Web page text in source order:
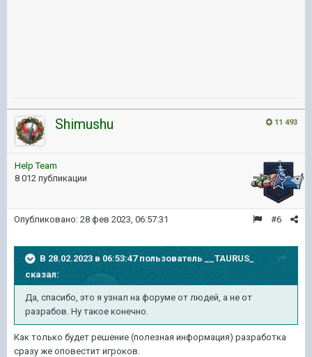
11 493
Shimushu
Help Team
8 012 публикации
#6
Опубликовано: 28 фев 2023, 06:57:31
В 28.02.2023 в 06:53:47 пользователь
__TAURUS_
сказал:
Да, спасибо, это я узнал на форуме от людей, а не от
разрабов. Ну такое конечно.
Как только будет решение (полезная информация) разработка
сразу же оповестит игроков.